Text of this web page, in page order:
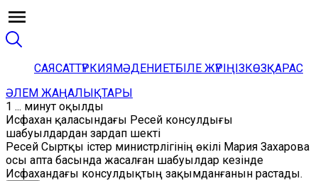
САЯСАТТҮРКИЯМӘДЕНИЕТБІЛЕ ЖҮРІҢІЗКӨЗҚАРАС
ӘЛЕМ ЖАҢАЛЫҚТАРЫ
1 ... минут оқылды
Исфахан қаласындағы Ресей консулдығы
шабуылдардан зардап шекті
Ресей Сыртқы істер министрлігінің өкілі Мария Захарова
осы апта басында жасалған шабуылдар кезінде
Исфахандағы консулдықтың зақымданғанын растады.